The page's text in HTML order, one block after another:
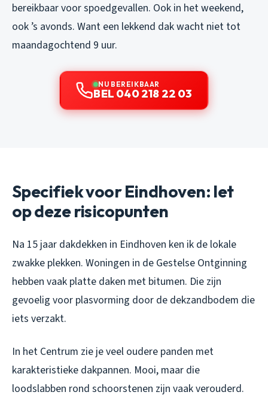
bereikbaar voor spoedgevallen. Ook in het weekend,
ook ’s avonds. Want een lekkend dak wacht niet tot
maandagochtend 9 uur.
NU BEREIKBAAR
BEL 040 218 22 03
Specifiek voor Eindhoven: let
op deze risicopunten
Na 15 jaar dakdekken in Eindhoven ken ik de lokale
zwakke plekken. Woningen in de Gestelse Ontginning
hebben vaak platte daken met bitumen. Die zijn
gevoelig voor plasvorming door de dekzandbodem die
iets verzakt.
In het Centrum zie je veel oudere panden met
karakteristieke dakpannen. Mooi, maar die
loodslabben rond schoorstenen zijn vaak verouderd.